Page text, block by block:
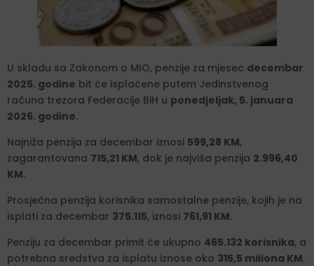
U skladu sa Zakonom o MIO, penzije za mjesec decembar
2025. godine bit će isplaćene putem Jedinstvenog
računa trezora Federacije BiH u ponedjeljak, 5. januara
2026. godine.
Najniža penzija za decembar iznosi 599,28 KM,
zagarantovana 715,21 KM, dok je najviša penzija 2.996,40
KM.
Prosječna penzija korisnika samostalne penzije, kojih je na
isplati za decembar 375.115, iznosi 761,91 KM.
Penziju za decembar primit će ukupno 465.132 korisnika, a
potrebna sredstva za isplatu iznose oko 315,5 miliona KM.